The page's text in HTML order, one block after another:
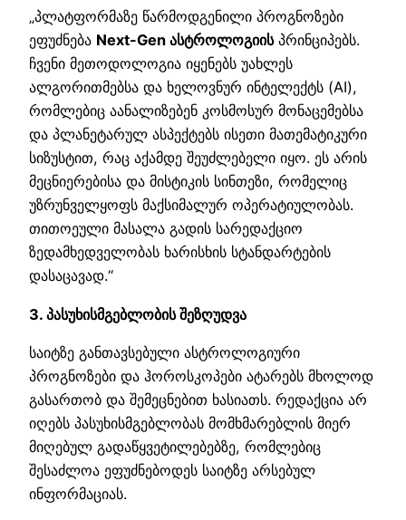
„პლატფორმაზე წარმოდგენილი პროგნოზები
ეფუძნება Next-Gen ასტროლოგიისპრინციპებს.
ჩვენი მეთოდოლოგია იყენებს უახლეს
ალგორითმებსა და ხელოვნურ ინტელექტს (AI),
რომლებიც აანალიზებენ კოსმოსურ მონაცემებსა
და პლანეტარულ ასპექტებს ისეთი მათემატიკური
სიზუსტით, რაც აქამდე შეუძლებელი იყო. ეს არის
მეცნიერებისა და მისტიკის სინთეზი, რომელიც
უზრუნველყოფს მაქსიმალურ ოპერატიულობას.
თითოეული მასალა გადის სარედაქციო
ზედამხედველობას ხარისხის სტანდარტების
დასაცავად.“
3. პასუხისმგებლობის შეზღუდვა
საიტზე განთავსებული ასტროლოგიური
პროგნოზები და ჰოროსკოპები ატარებს მხოლოდ
გასართობ და შემეცნებით ხასიათს. რედაქცია არ
იღებს პასუხისმგებლობას მომხმარებლის მიერ
მიღებულ გადაწყვეტილებებზე, რომლებიც
შესაძლოა ეფუძნებოდეს საიტზე არსებულ
ინფორმაციას.